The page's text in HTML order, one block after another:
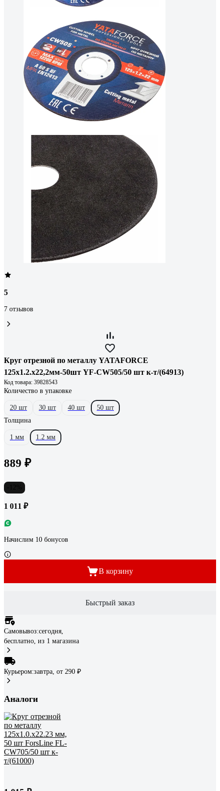
5
7 отзывов
Круг отрезной по металлу YATAFORCE
125х1.2.х22,2мм-50шт YF-CW505/50 шт к-т/(64913)
Код товара: 39828543
Количество в упаковке
20 шт 30 шт 40 шт
50 шт
Толщина
1 мм 1.2 мм
889 ₽
1 011 ₽
Начислим 10 бонусов
В корзину
Быстрый заказ
Самовывоз:сегодня,
бесплатно, из 1 магазина
Курьером:завтра, от 290 ₽
Аналоги